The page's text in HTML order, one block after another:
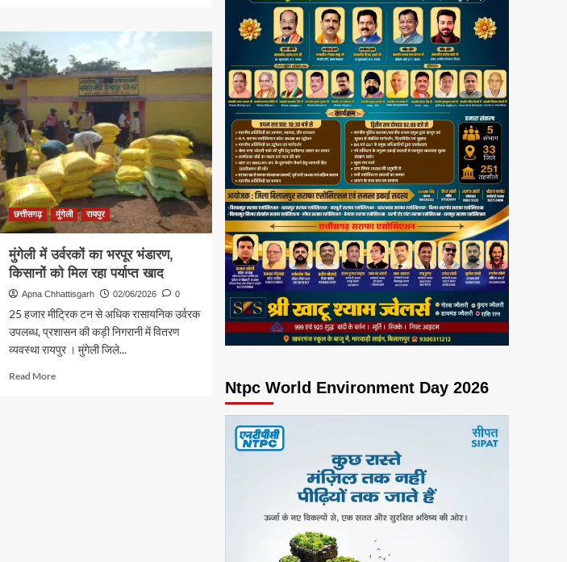
सुशासन
तिहार
में
मुख्यमंत्री
विष्णुदेव
साय
पहुंचे
बीजापुर
के
सुदूर
गांव
कोण्डापल्ली
:
चौपाल
सुनीं
ग्रामीणों
की
समस्याएं
छत्तीसगढ़ मुंगेली रायपुर
मुंगेली में उर्वरकों का भरपूर भंडारण,
किसानों को मिल रहा पर्याप्त खाद
Apna Chhattisgarh 02/06/2026 0
25 हजार मीट्रिक टन से अधिक रासायनिक उर्वरक
उपलब्ध, प्रशासन की कड़ी निगरानी में वितरण
व्यवस्था रायपुर । मुंगेली जिले...
Read MoreRead
Ntpc World Environment Day 2026